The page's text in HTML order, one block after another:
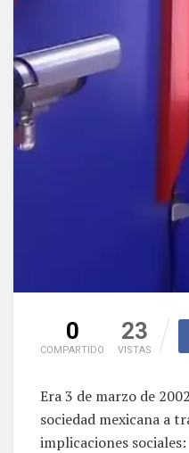
0
COMPARTIDO
23
VISTAS
Era 3 de marzo de
sociedad mexicana a
implicaciones